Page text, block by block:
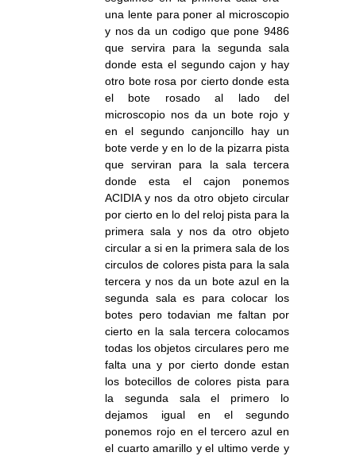
una lente para poner al microscopio
y nos da un codigo que pone 9486
que servira para la segunda sala
donde esta el segundo cajon y hay
otro bote rosa por cierto donde esta
el bote rosado al lado del
microscopio nos da un bote rojo y
en el segundo canjoncillo hay un
bote verde y en lo de la pizarra pista
que serviran para la sala tercera
donde esta el cajon ponemos
ACIDIA y nos da otro objeto circular
por cierto en lo del reloj pista para la
primera sala y nos da otro objeto
circular a si en la primera sala de los
circulos de colores pista para la sala
tercera y nos da un bote azul en la
segunda sala es para colocar los
botes pero todavian me faltan por
cierto en la sala tercera colocamos
todas los objetos circulares pero me
falta una y por cierto donde estan
los botecillos de colores pista para
la segunda sala el primero lo
dejamos igual en el segundo
ponemos rojo en el tercero azul en
el cuarto amarillo y el ultimo verde y